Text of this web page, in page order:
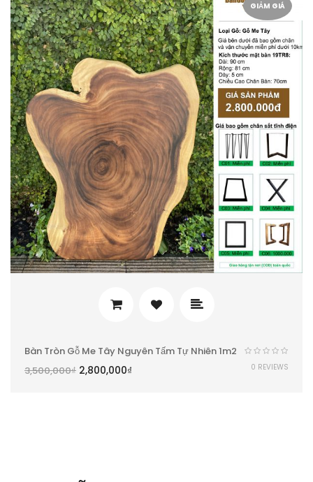
GIẢM GIÁ
Bàn Tròn Gỗ Me Tây Nguyên Tấm Tự Nhiên 1m2
3,500,000₫ 2,800,000₫ 0 REVIEWS